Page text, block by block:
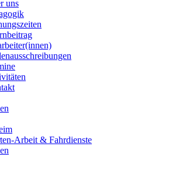
uns
Arbeit & Fahrdienste